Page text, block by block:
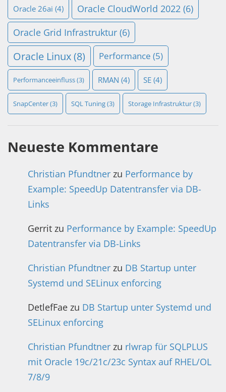
Oracle 26ai (4) Oracle CloudWorld 2022 (6)
Oracle Grid Infrastruktur (6)
Oracle Linux(8) Performance (5)
Performanceeinfluss(3) RMAN (4) SE (4)
SnapCenter(3) SQL Tuning(3) Storage Infrastruktur(3)
Neueste Kommentare
Christian Pfundtner zu Performance by
Example: SpeedUp Datentransfer via DB-
Links
Gerrit zu Performance by Example: SpeedUp
Datentransfer via DB-Links
Christian Pfundtner zu DB Startup unter
Systemd und SELinux enforcing
DetlefFae zu DB Startup unter Systemd und
SELinux enforcing
Christian Pfundtner zu rlwrap für SQLPLUS
mit Oracle 19c/21c/23c Syntax auf RHEL/OL
7/8/9